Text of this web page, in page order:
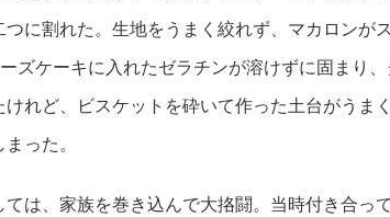
に割れた。生地をうまく絞れず、マカロンが
ズケーキに入れたゼラチンが溶けずに固まり
れど、ビスケットを砕いて作った土台がうま
った。
は、家族を巻き込んで大挌闘。当時付き合っ